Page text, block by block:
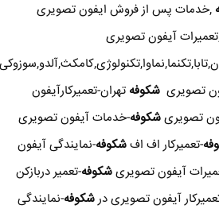
,خدمات پس از فروش ایفون تصویری
آیفون تصویری
تصویری شکوفه تهران-تعمیرکارآیفون
تصویریشکوفه-خدمات آیفون تصویری
-تعمیرکار اف افشکوفه-نمایندگی آیفون
آیفون تصویریشکوفه-تعمیر دربازکن
آیفون تصویری درشکوفه-نمایندگی